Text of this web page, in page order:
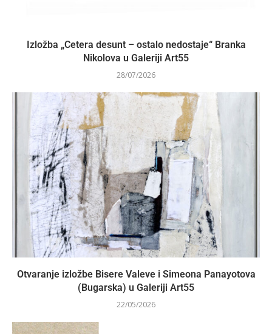
Izložba „Cetera desunt – ostalo nedostaje“ Branka
Nikolova u Galeriji Art55
28/07/2026
Otvaranje izložbe Bisere Valeve i Simeona Panayotova
(Bugarska) u Galeriji Art55
22/05/2026